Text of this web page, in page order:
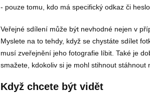
- pouze tomu, kdo má specifický odkaz či
Veřejné sdílení může být nevhodné nejen v
Myslete na to tehdy, když se chystáte sdílet
musí zveřejnění jeho fotografie líbit. Také je
smažete, kdokoliv si je mohl stihnout stáhnout
Když chcete být vidět